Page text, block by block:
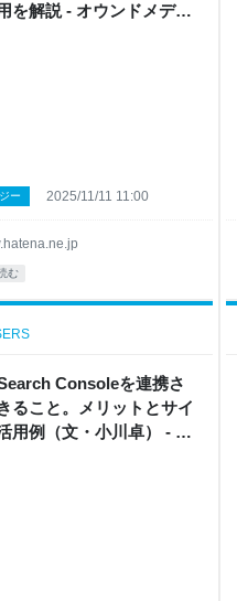
を解説 - オウンドメディ
ー 2025/11/11 11:00
む
Consoleを連携さ
ること。メリットとサイ
用例（文・小川卓） - オ